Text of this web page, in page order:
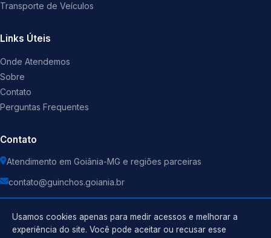
Transporte de Veículos
Links Úteis
Onde Atendemos
Sobre
Contato
Perguntas Frequentes
Contato
Atendimento em Goiânia-MG e regiões parceiras
contato@guinchos.goiania.br
Usamos cookies apenas para medir acessos e melhorar a
experiência do site. Você pode aceitar ou recusar esse